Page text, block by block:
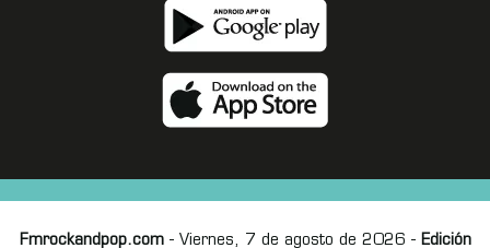
Fmrockandpop.com- Viernes, 7 de agosto de 2026 - Edición